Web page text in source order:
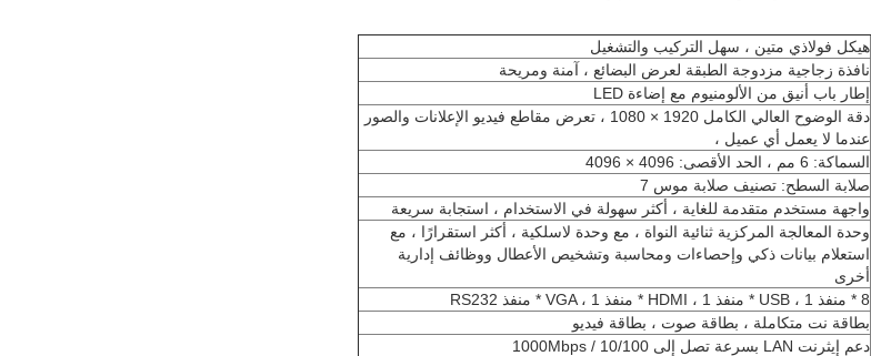
هيكل فولاذي متين ، سهل التركيب والتشغيل
نافذة زجاجية مزدوجة الطبقة لعرض البضائع ، آمنة ومريحة
إطار باب أنيق من الألومنيوم مع إضاءة LED
دقة الوضوح العالي الكامل 1920 × 1080 ، تعرض مقاطع فيديو الإعلانات والصور
عندما لا يعمل أي عميل ،
السماكة: 6 مم ، الحد الأقصى: 4096 × 4096
صلابة السطح: تصنيف صلابة موس 7
واجهة مستخدم متقدمة للغاية ، أكثر سهولة في الاستخدام ، استجابة سريعة
وحدة المعالجة المركزية ثنائية النواة ، مع وحدة لاسلكية ، أكثر استقرارًا ، مع
استعلام بيانات ذكي وإحصاءات ومحاسبة وتشخيص الأعطال ووظائف إدارية
أخرى
8 * منفذ USB ، 1 * منفذ HDMI ، 1 * منفذ VGA ، 1 * منفذ RS232
بطاقة نت متكاملة ، بطاقة صوت ، بطاقة فيديو
دعم إيثرنت LAN بسرعة تصل إلى 10/100 / 1000Mbps